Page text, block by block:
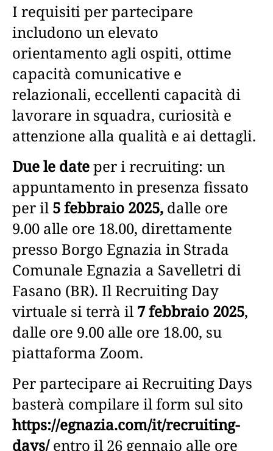
I requisiti per partecipare
includono un elevato
orientamento agli ospiti, ottime
capacità comunicative e
relazionali, eccellenti capacità di
lavorare in squadra, curiosità e
attenzione alla qualità e ai dettagli.
Due le dateper i recruiting: un
appuntamento in presenza fissato
per il5 febbraio 2025, dalle ore
9.00 alle ore 18.00, direttamente
presso Borgo Egnazia in Strada
Comunale Egnazia a Savelletri di
Fasano (BR). Il Recruiting Day
virtuale si terrà il7 febbraio 2025,
dalle ore 9.00 alle ore 18.00, su
piattaforma Zoom.
Per partecipare ai Recruiting Days
basterà compilare il form sul sito
https://egnazia.com/it/recruiting-
days/entro il 26 gennaio alle ore